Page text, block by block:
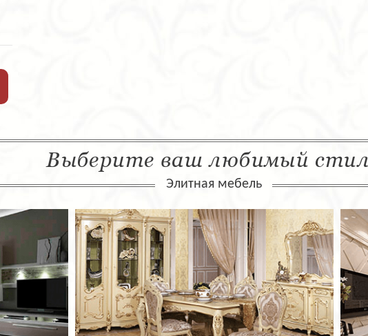
Выберите ваш любимый
Элитная мебель